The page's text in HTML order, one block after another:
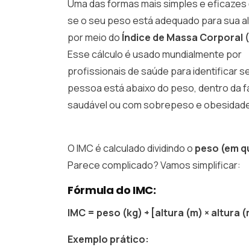
Uma das formas mais simples e eficazes
se o seu peso está adequado para sua
por meio do Índice de Massa Corporal
Esse cálculo é usado mundialmente por
profissionais de saúde para identificar
pessoa está abaixo do peso, dentro da
saudável ou com sobrepeso e
O IMC é calculado dividindo o peso (em
Parece complicado? Vamos simplificar:
Fórmula do IMC:
IMC = peso (kg) ÷ [altura (m) × altura
Exemplo prático: